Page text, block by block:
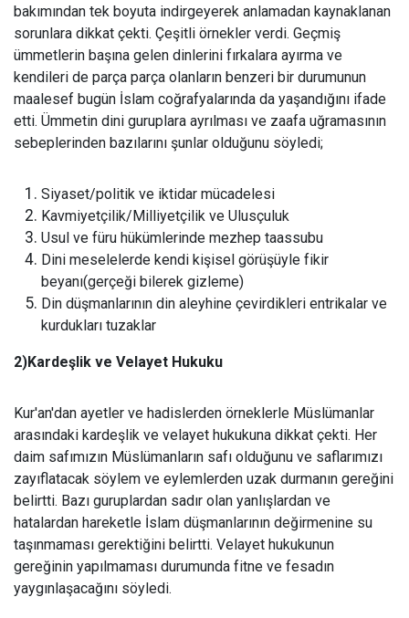
bakımından tek boyuta indirgeyerek anlamadan kaynaklanan
sorunlara dikkat çekti. Çeşitli örnekler verdi. Geçmiş
ümmetlerin başına gelen dinlerini fırkalara ayırma ve
kendileri de parça parça olanların benzeri bir durumunun
maalesef bugün İslam coğrafyalarında da yaşandığını ifade
etti. Ümmetin dini guruplara ayrılması ve zaafa uğramasının
sebeplerinden bazılarını şunlar olduğunu söyledi;
Siyaset/politik ve iktidar mücadelesi
Kavmiyetçilik/Milliyetçilik ve Ulusçuluk
Usul ve füru hükümlerinde mezhep taassubu
Dini meselelerde kendi kişisel görüşüyle fikir
beyanı(gerçeği bilerek gizleme)
Din düşmanlarının din aleyhine çevirdikleri entrikalar ve
kurdukları tuzaklar
2)Kardeşlik ve Velayet Hukuku
Kur'an'dan ayetler ve hadislerden örneklerle Müslümanlar
arasındaki kardeşlik ve velayet hukukuna dikkat çekti. Her
daim safımızın Müslümanların safı olduğunu ve saflarımızı
zayıflatacak söylem ve eylemlerden uzak durmanın gereğini
belirtti. Bazı guruplardan sadır olan yanlışlardan ve
hatalardan hareketle İslam düşmanlarının değirmenine su
taşınmaması gerektiğini belirtti. Velayet hukukunun
gereğinin yapılmaması durumunda fitne ve fesadın
yaygınlaşacağını söyledi.